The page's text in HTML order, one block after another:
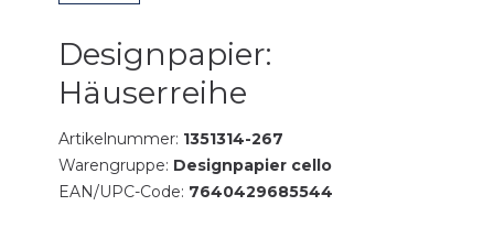
Designpapier:
Häuserreihe
Artikelnummer: 1351314-267
Warengruppe: Designpapier cello
EAN/UPC-Code: 7640429685544